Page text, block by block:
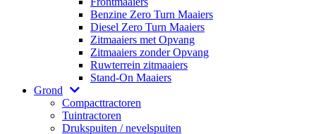
Benzine Zero Turn Maaiers
Diesel Zero Turn Maaiers
Zitmaaiers met Opvang
Zitmaaiers zonder Opvang
Ruwterrein zitmaaiers
Stand-On Maaiers
Grond
Compacttractoren
Tuintractoren
Drukspuiten / nevelspuiten